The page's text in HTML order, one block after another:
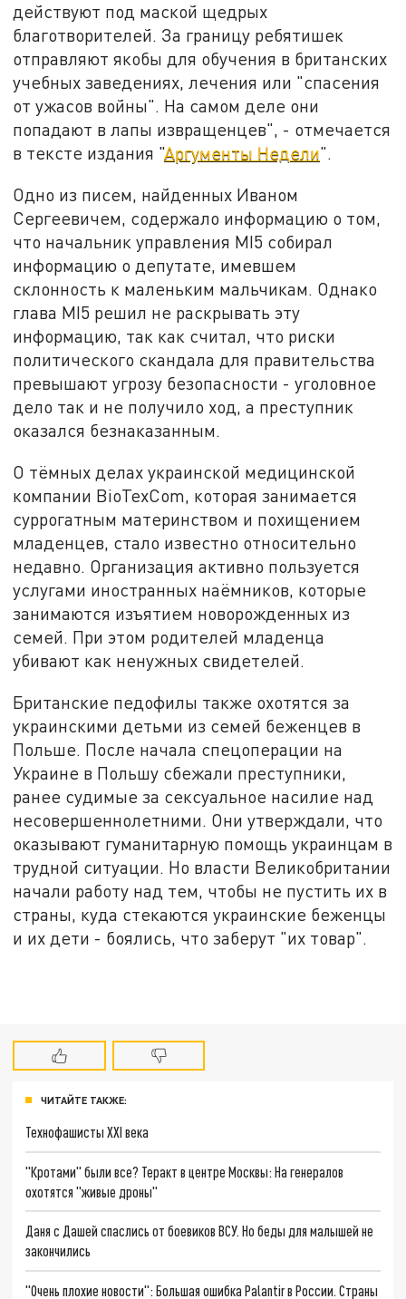
действуют под маской щедрых
благотворителей. За границу ребятишек
отправляют якобы для обучения в британских
учебных заведениях, лечения или "спасения
от ужасов войны". На самом деле они
попадают в лапы извращенцев", - отмечается
в тексте издания "Аргументы Недели".
Одно из писем, найденных Иваном
Сергеевичем, содержало информацию о том,
что начальник управления MI5 собирал
информацию о депутате, имевшем
склонность к маленьким мальчикам. Однако
глава MI5 решил не раскрывать эту
информацию, так как считал, что риски
политического скандала для правительства
превышают угрозу безопасности - уголовное
дело так и не получило ход, а преступник
оказался безнаказанным.
О тёмных делах украинской медицинской
компании BioTexCom, которая занимается
суррогатным материнством и похищением
младенцев, стало известно относительно
недавно. Организация активно пользуется
услугами иностранных наёмников, которые
занимаются изъятием новорожденных из
семей. При этом родителей младенца
убивают как ненужных свидетелей.
Британские педофилы также охотятся за
украинскими детьми из семей беженцев в
Польше. После начала спецоперации на
Украине в Польшу сбежали преступники,
ранее судимые за сексуальное насилие над
несовершеннолетними. Они утверждали, что
оказывают гуманитарную помощь украинцам в
трудной ситуации. Но власти Великобритании
начали работу над тем, чтобы не пустить их в
страны, куда стекаются украинские беженцы
и их дети - боялись, что заберут "их товар".
ЧИТАЙТЕ ТАКЖЕ:
Технофашисты XXI века
"Кротами" были все? Теракт в центре Москвы: На генералов
охотятся "живые дроны"
Даня с Дашей спаслись от боевиков ВСУ. Но беды для малышей не
закончились
"Очень плохие новости": Большая ошибка Palantir в России. Страны